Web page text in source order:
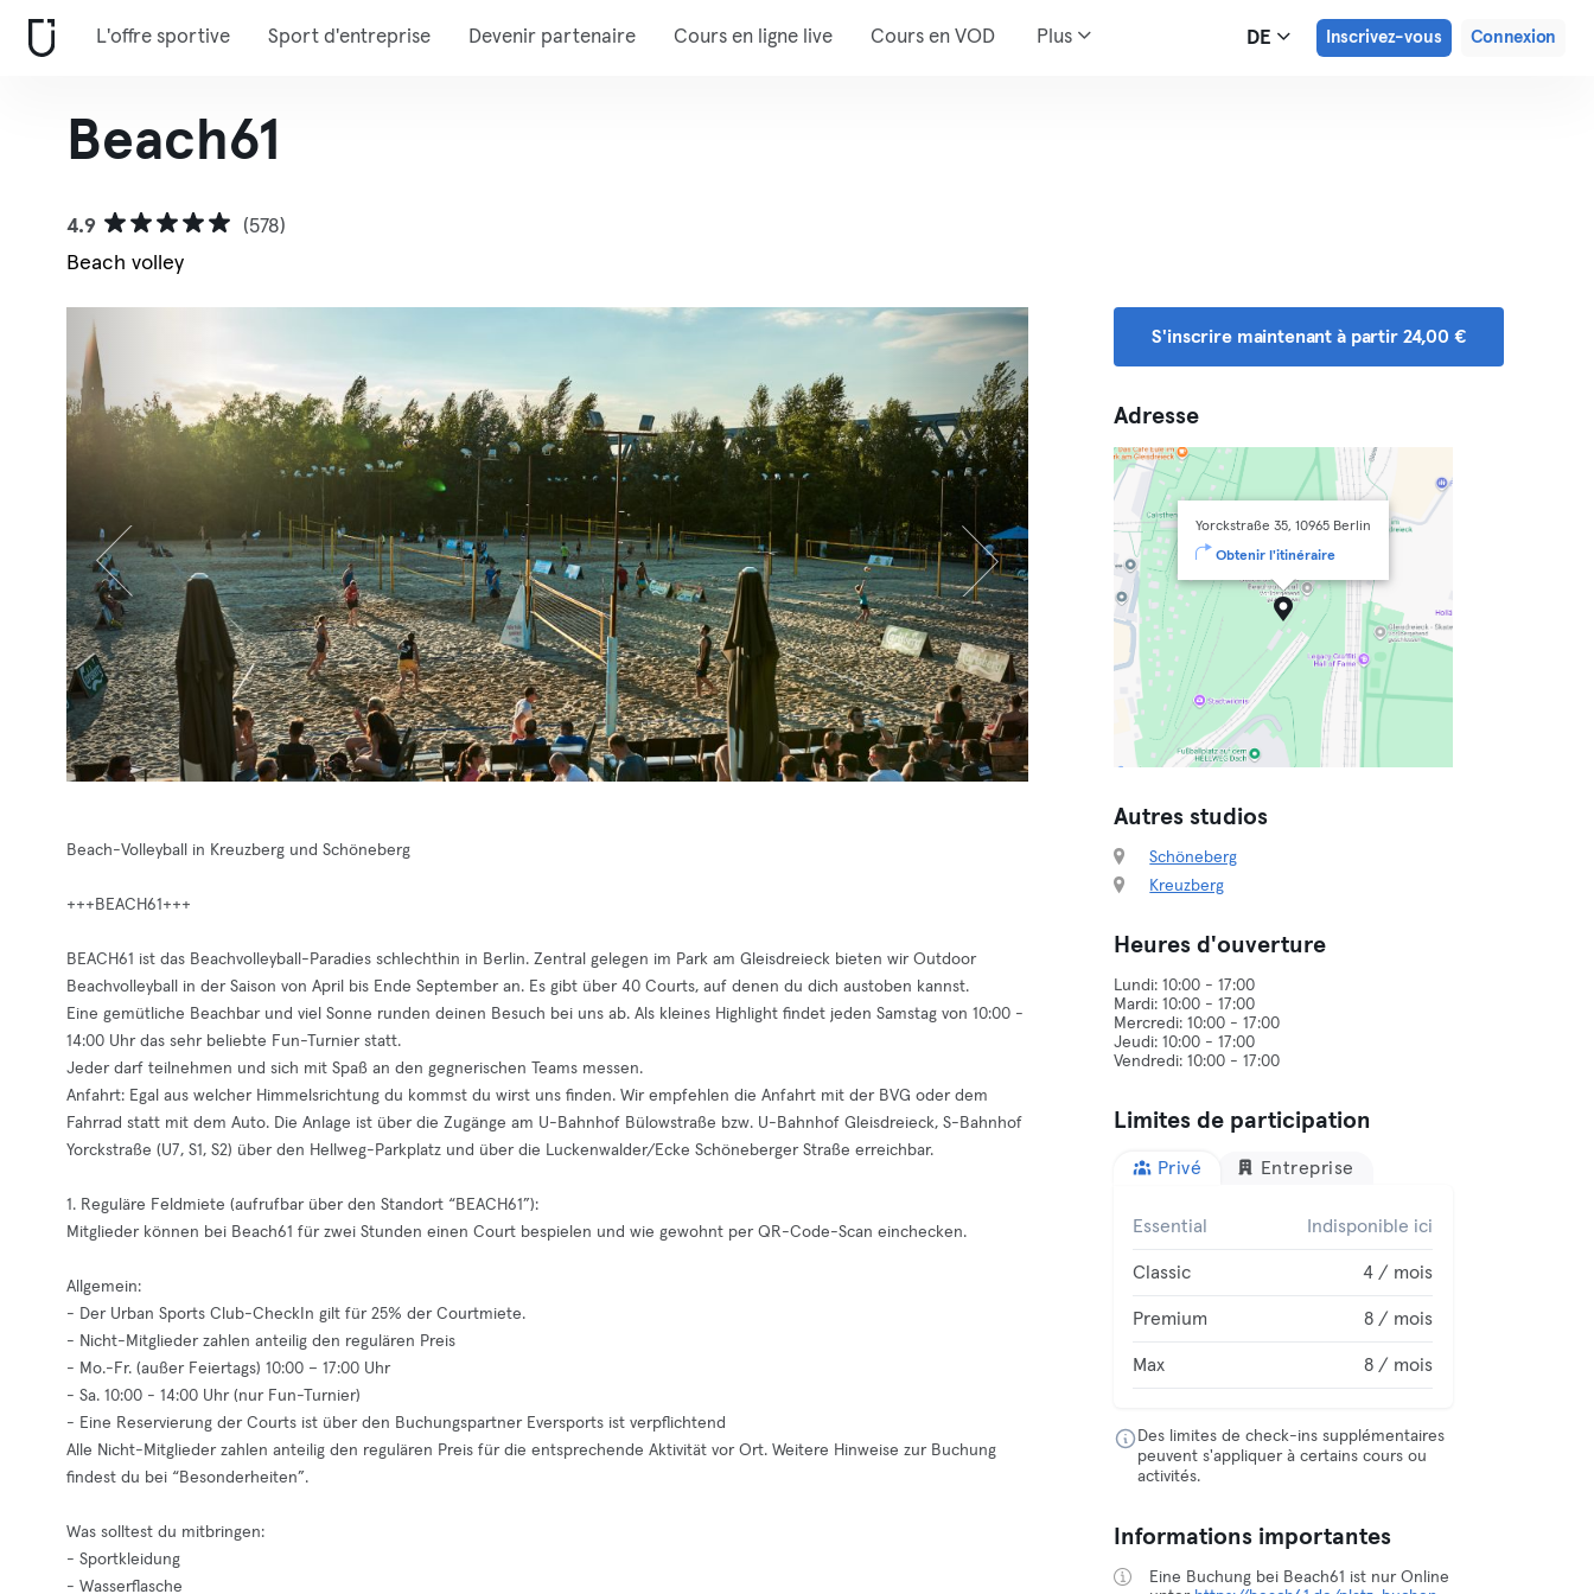
L'offre sportive Sport d'entreprise Devenir partenaire Cours en ligne live Cours en VOD Plus DE Inscrivez-vous Connexion
Beach61
4.9
(578)
Beach volley
Beach-Volleyball in Kreuzberg und Schöneberg
+++BEACH61+++
BEACH61 ist das Beachvolleyball-Paradies schlechthin in Berlin. Zentral gelegen im Park am Gleisdreieck bieten wir Outdoor
Beachvolleyball in der Saison von April bis Ende September an. Es gibt über 40 Courts, auf denen du dich austoben kannst.
Eine gemütliche Beachbar und viel Sonne runden deinen Besuch bei uns ab. Als kleines Highlight findet jeden Samstag von 10:00 -
14:00 Uhr das sehr beliebte Fun-Turnier statt.
Jeder darf teilnehmen und sich mit Spaß an den gegnerischen Teams messen.
Anfahrt: Egal aus welcher Himmelsrichtung du kommst du wirst uns finden. Wir empfehlen die Anfahrt mit der BVG oder dem
Fahrrad statt mit dem Auto. Die Anlage ist über die Zugänge am U-Bahnhof Bülowstraße bzw. U-Bahnhof Gleisdreieck, S-Bahnhof
Yorckstraße (U7, S1, S2) über den Hellweg-Parkplatz und über die Luckenwalder/Ecke Schöneberger Straße erreichbar.
1. Reguläre Feldmiete (aufrufbar über den Standort “BEACH61”):
Mitglieder können bei Beach61 für zwei Stunden einen Court bespielen und wie gewohnt per QR-Code-Scan einchecken.
Allgemein:
- Der Urban Sports Club-CheckIn gilt für 25% der Courtmiete.
- Nicht-Mitglieder zahlen anteilig den regulären Preis
- Mo.-Fr. (außer Feiertags) 10:00 – 17:00 Uhr
- Sa. 10:00 - 14:00 Uhr (nur Fun-Turnier)
- Eine Reservierung der Courts ist über den Buchungspartner Eversports ist verpflichtend
Alle Nicht-Mitglieder zahlen anteilig den regulären Preis für die entsprechende Aktivität vor Ort. Weitere Hinweise zur Buchung
findest du bei “Besonderheiten”.
Was solltest du mitbringen:
- Sportkleidung
- Wasserflasche
S'inscrire maintenant à partir 24,00 €
Adresse
Yorckstraße 35, 10965 Berlin
Obtenir l'itinéraire
Autres studios
Schöneberg
Kreuzberg
Heures d'ouverture
Lundi: 10:00 - 17:00
Mardi: 10:00 - 17:00
Mercredi: 10:00 - 17:00
Jeudi: 10:00 - 17:00
Limites de participation
Privé Entreprise
Essential Indisponible ici
Classic 4 / mois
Premium 8 / mois
Max 8 / mois
Des limites de check-ins supplémentaires
peuvent s'appliquer à certains cours ou
activités.
Informations importantes
Eine Buchung bei Beach61 ist nur Online